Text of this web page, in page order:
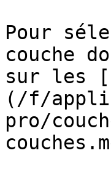
Pour
couche
sur les
(/f/
pro/